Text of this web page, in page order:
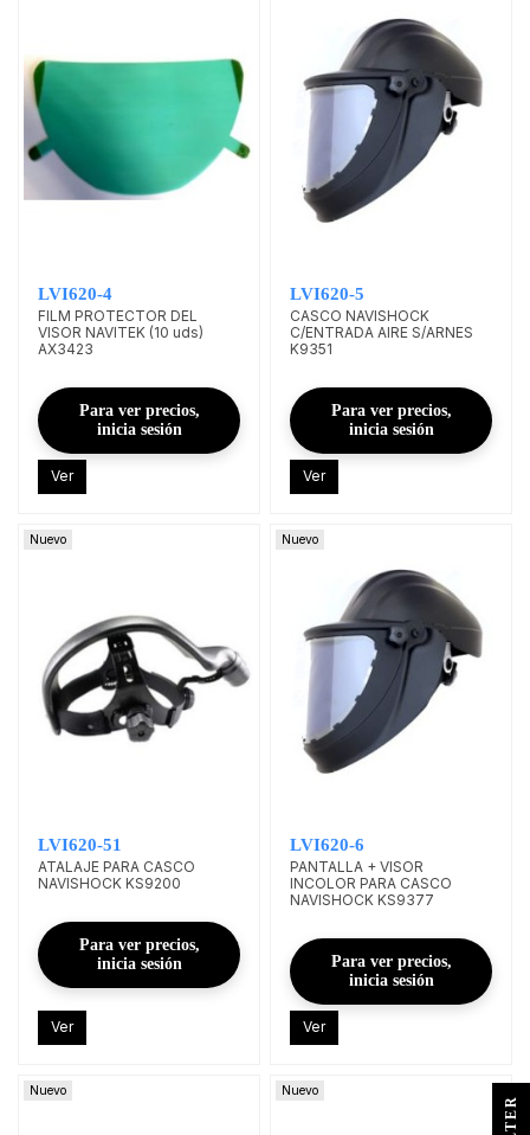
LVI620-4
FILM PROTECTOR DEL
VISOR NAVITEK (10 uds)
AX3423
Para ver precios,
inicia sesión
Ver
LVI620-5
CASCO NAVISHOCK
C/ENTRADA AIRE S/ARNES
K9351
Para ver precios,
inicia sesión
Ver
Nuevo
LVI620-51
ATALAJE PARA CASCO
NAVISHOCK KS9200
Para ver precios,
inicia sesión
Ver
Nuevo
LVI620-6
PANTALLA + VISOR
INCOLOR PARA CASCO
NAVISHOCK KS9377
Para ver precios,
inicia sesión
Ver
Nuevo Nuevo